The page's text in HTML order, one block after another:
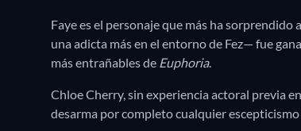
Faye es el personaje que más ha
una adicta más en el entorno de Fez— fue
más entrañables de Euphoria.
Chloe Cherry, sin experiencia actoral previa
desarma por completo cualquier